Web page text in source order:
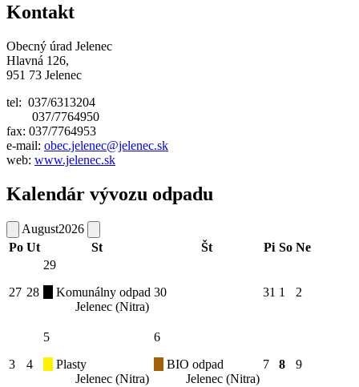
Kontakt
Obecný úrad Jelenec
Hlavná 126,
951 73 Jelenec
tel: 037/6313204
037/7764950
fax: 037/7764953
e-mail: obec.jelenec@jelenec.sk
web: www.jelenec.sk
Kalendár vývozu odpadu
August2026
Po Ut St Št Pi So Ne
27 28
29
Komunálny odpad
Jelenec (Nitra)
30 31 1 2
3 4
5
Plasty
Jelenec (Nitra)
6
BIO odpad
Jelenec (Nitra)
7 8 9